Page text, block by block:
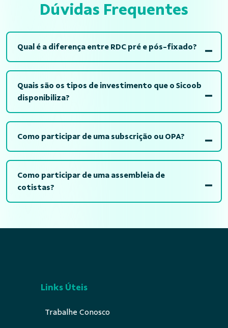
Dúvidas Frequentes
Qual é a diferença entre RDC pré e pós-fixado?
Quais são os tipos de investimento que o Sicoob
disponibiliza?
Como participar de uma subscrição ou OPA?
Como participar de uma assembleia de
cotistas?
Links Úteis
Trabalhe Conosco